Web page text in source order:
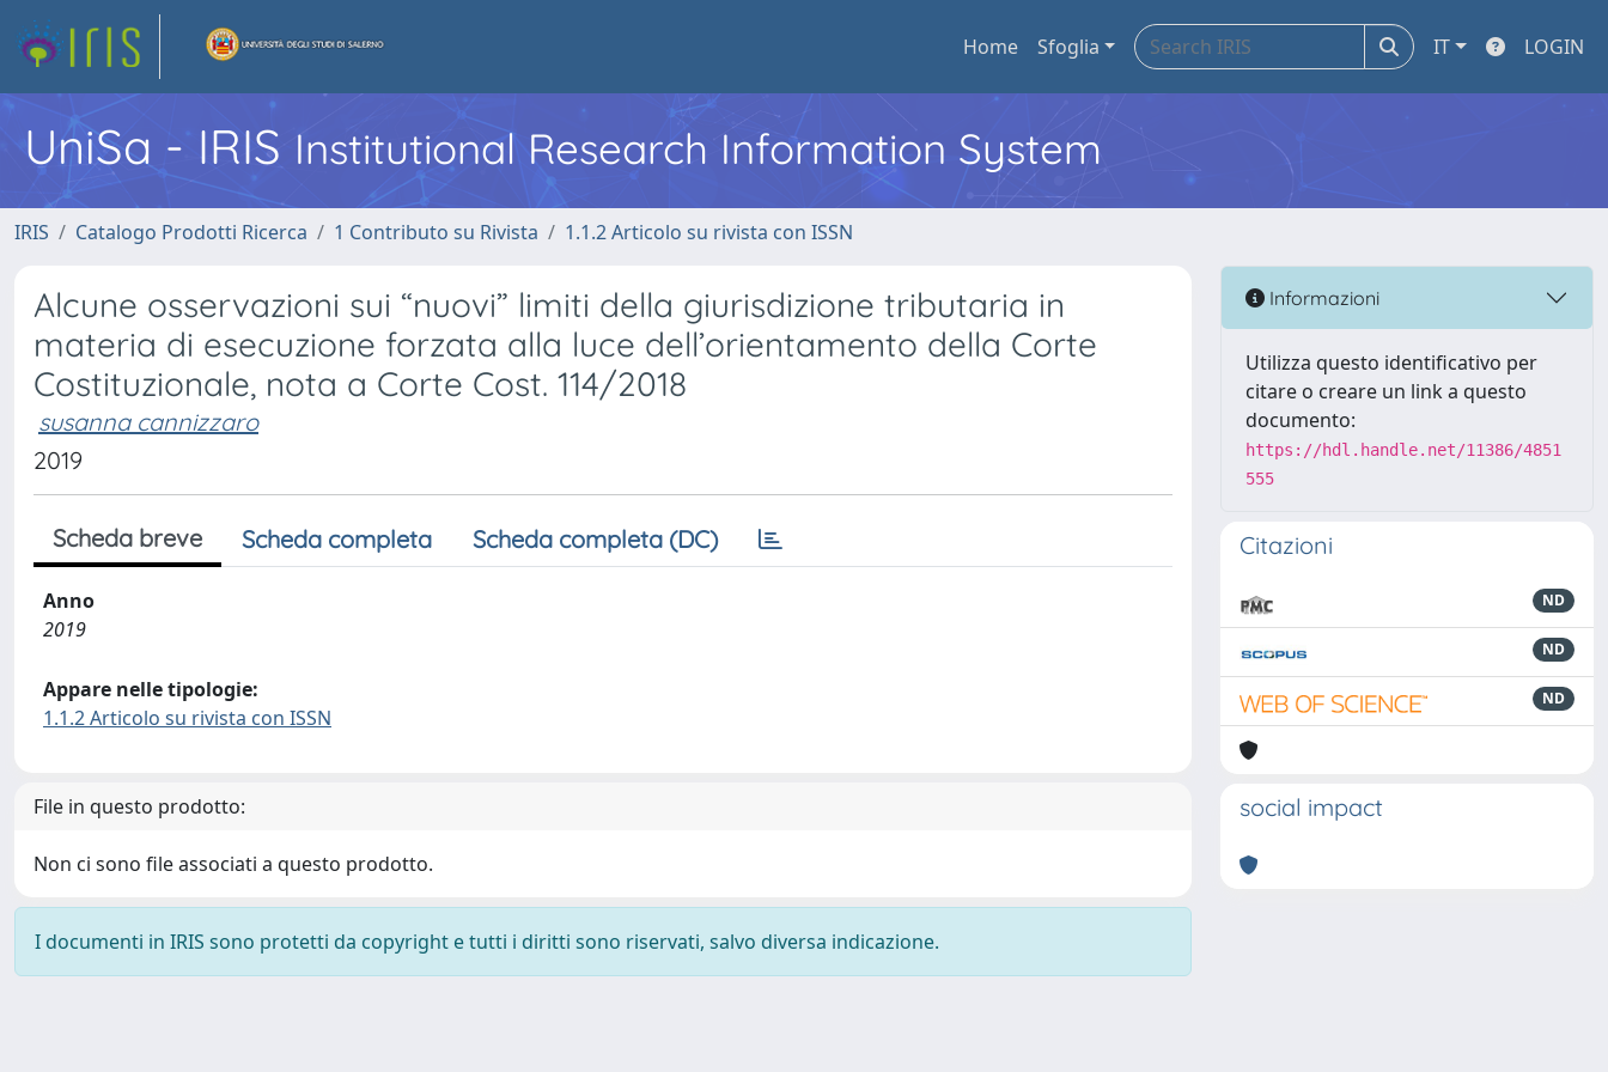
Home Sfoglia IT LOGIN
UniSa - IRIS Institutional Research Information System
IRIS Catalogo Prodotti Ricerca 1 Contributo su Rivista 1.1.2 Articolo su rivista con ISSN
Alcune osservazioni sui “nuovi” limiti della giurisdizione tributaria in
materia di esecuzione forzata alla luce dell’orientamento della Corte
Costituzionale, nota a Corte Cost. 114/2018
susanna cannizzaro
2019
Scheda breve Scheda completa Scheda completa (DC)
Anno
2019
Appare nelle tipologie:
1.1.2 Articolo su rivista con ISSN
File in questo prodotto:
Non ci sono file associati a questo prodotto.
I documenti in IRIS sono protetti da copyright e tutti i diritti sono riservati, salvo diversa indicazione.
Informazioni
Utilizza questo identificativo per
citare o creare un link a questo
documento:
https://hdl.handle.net/11386/4851
555
Citazioni
ND
ND
ND
social impact